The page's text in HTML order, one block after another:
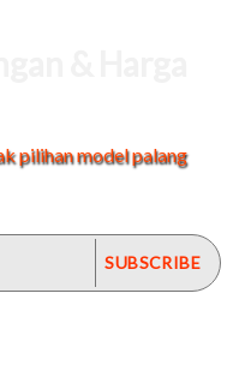
pilihan model palang